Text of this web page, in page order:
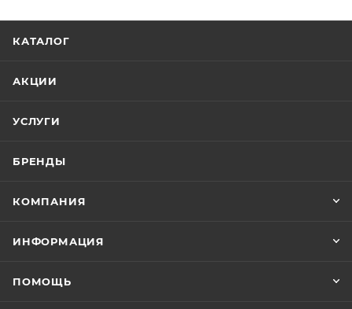
КАТАЛОГ
АКЦИИ
УСЛУГИ
БРЕНДЫ
КОМПАНИЯ
ИНФОРМАЦИЯ
ПОМОЩЬ